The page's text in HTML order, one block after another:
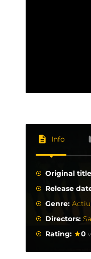
Info
Original
Release
Genre:
Directors:
Rating:
0